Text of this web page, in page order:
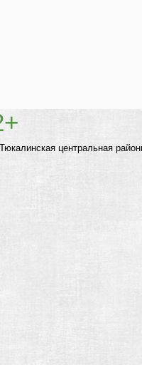
Тюкалинская центральная